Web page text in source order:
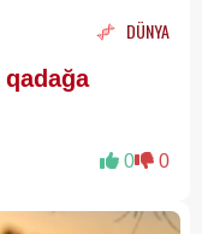
DÜNYA
qadağa
0 0